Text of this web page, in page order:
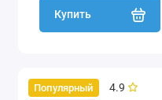
Купить
Популярный
4.9